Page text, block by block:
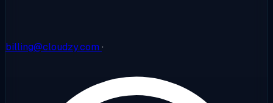
billing@cloudzy.com ·